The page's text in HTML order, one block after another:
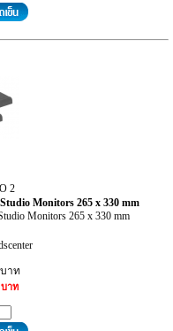
2
Monitors 265 x 330 mm
Monitors 265 x 330 mm
บาท
าท